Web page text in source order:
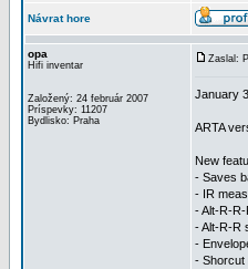
Návrat hore
opa
Hifi inventar
Založený: 24 február 2007
Príspevky: 11207
Bydlisko: Praha
Zaslal:
January
ARTA
New
- Saves
- IR
- Alt-R-
- Alt-R-R
-
- Shorcut